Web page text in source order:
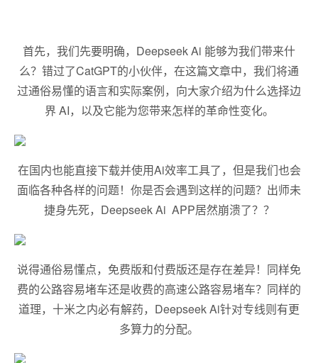
首先，我们先要明确，Deepseek Ai 能够为我们带来什
么？错过了CatGPT的小伙伴，在这篇文章中，我们将通
过通俗易懂的语言和实际案例，向大家介绍为什么选择边
界 AI，以及它能为您带来怎样的革命性变化。
在国内也能直接下载并使用Ai效率工具了，但是我们也会
面临各种各样的问题！你是否会遇到这样的问题？出师未
捷身先死，Deepseek Ai APP居然崩溃了？？
说得通俗易懂点，免费版和付费版还是存在差异！同样免
费的公路容易堵车还是收费的高速公路容易堵车？同样的
道理，十米之内必有解药，Deepseek Ai针对专线则有更
多算力的分配。